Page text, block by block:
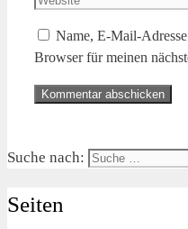
Name, E-Mail-
Browser für meinen
Suche nach:
Seiten